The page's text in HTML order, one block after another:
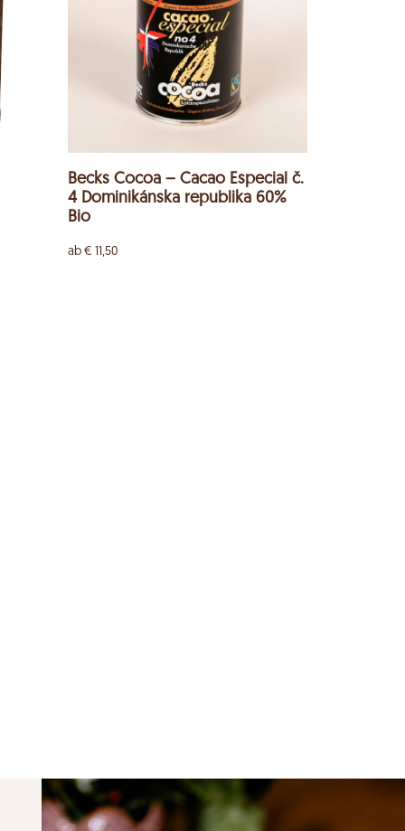
Becks Cocoa – Cacao Especial č.
4 Dominikánska republika 60%
Bio
ab € 11,50